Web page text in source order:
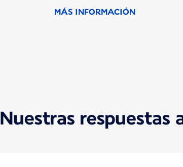
MÁS INFORMACIÓN
Nuestras respuestas